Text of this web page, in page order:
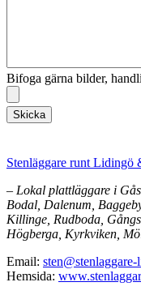
Bifoga gärna bilder,
Skicka
Stenläggare runt
– Lokal plattläggare i
Bodal, Dalenum,
Killinge, Rudboda,
Högberga, Kyrkviken,
Email:
Hemsida: